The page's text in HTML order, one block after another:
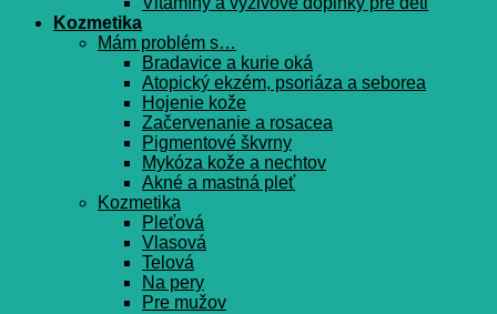
Kozmetika
Mám problém s…
Bradavice a kurie oká
Atopický ekzém, psoriáza a seborea
Hojenie kože
Začervenanie a rosacea
Pigmentové škvrny
Mykóza kože a nechtov
Akné a mastná pleť
Kozmetika
Pleťová
Vlasová
Telová
Na pery
Pre mužov